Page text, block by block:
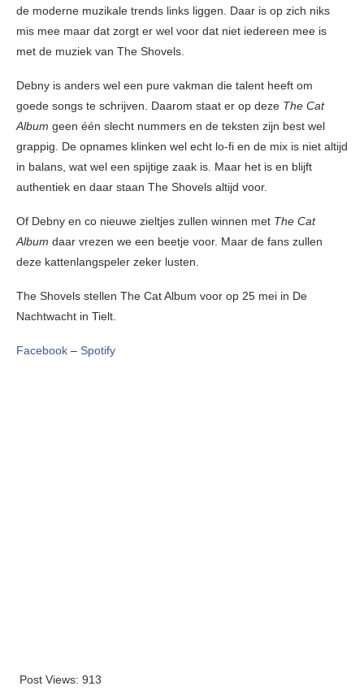
de moderne muzikale trends links liggen. Daar is op zich niks
mis mee maar dat zorgt er wel voor dat niet iedereen mee is
met de muziek van The Shovels.
Debny is anders wel een pure vakman die talent heeft om
goede songs te schrijven. Daarom staat er op deze The Cat
Album geen één slecht nummers en de teksten zijn best wel
grappig. De opnames klinken wel echt lo-fi en de mix is niet altijd
in balans, wat wel een spijtige zaak is. Maar het is en blijft
authentiek en daar staan The Shovels altijd voor.
Of Debny en co nieuwe zieltjes zullen winnen met The Cat
Album daar vrezen we een beetje voor. Maar de fans zullen
deze kattenlangspeler zeker lusten.
The Shovels stellen The Cat Album voor op 25 mei in De
Nachtwacht in Tielt.
Facebook – Spotify
Post Views: 913